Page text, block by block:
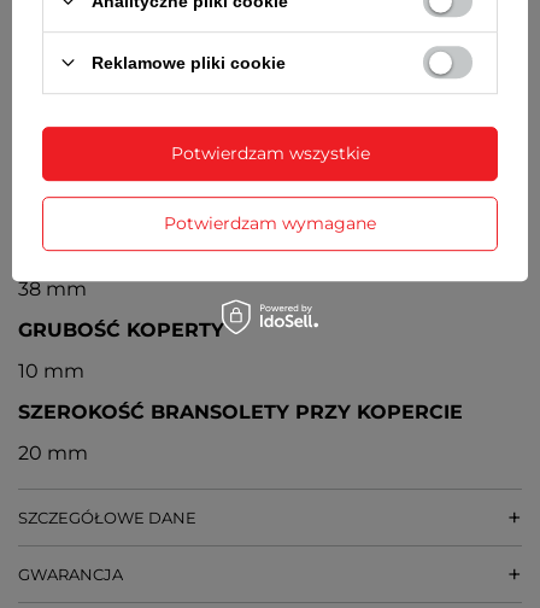
BATERIA
konieczności wymiany baterii - 3 lata
Kwarcowy, japoński
ŚREDNICA KOPERTY
38 mm
GRUBOŚĆ KOPERTY
10 mm
SZEROKOŚĆ BRANSOLETY PRZY KOPERCIE
20 mm
SZCZEGÓŁOWE DANE
GWARANCJA
Reklamowe pliki cookie
Potwierdzam wymagane
Potwierdzam wszystkie